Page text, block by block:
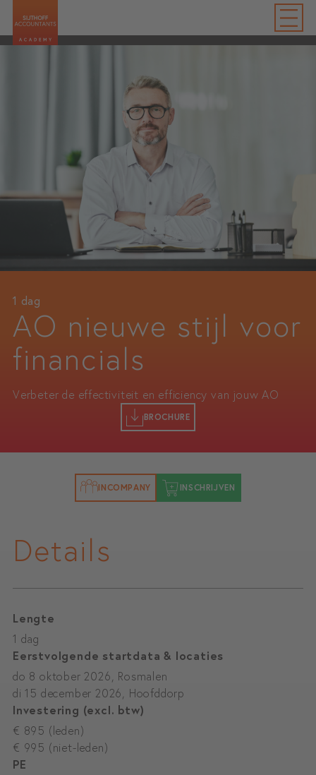
1 dag
AO nieuwe stijl voor
financials
Verbeter de effectiviteit en efficiency van jouw AO
BROCHURE
INCOMPANY INSCHRIJVEN
Details
Lengte
1 dag
Eerstvolgende startdata & locaties
do 8 oktober 2026, Rosmalen
di 15 december 2026, Hoofddorp
Investering (excl. btw)
€ 895 (leden)
€ 995 (niet-leden)
PE